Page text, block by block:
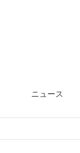
ニュース